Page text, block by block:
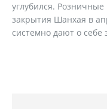
углубился.
закрытия Шанхая в
системно дают о себе